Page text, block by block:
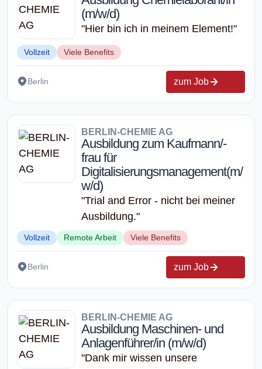
(m/w/d)
"Hier bin ich in meinem Element!"
Vollzeit Viele Benefits
Berlin zum Job
BERLIN-CHEMIE AG
Ausbildung zum Kaufmann/-
frau für
Digitalisierungsmanagement(m/
w/d)
"Trial and Error - nicht bei meiner
Ausbildung."
Vollzeit Remote Arbeit Viele Benefits
Berlin zum Job
BERLIN-CHEMIE AG
Ausbildung Maschinen- und
Anlagenführer/in (m/w/d)
"Dank mir wissen unsere